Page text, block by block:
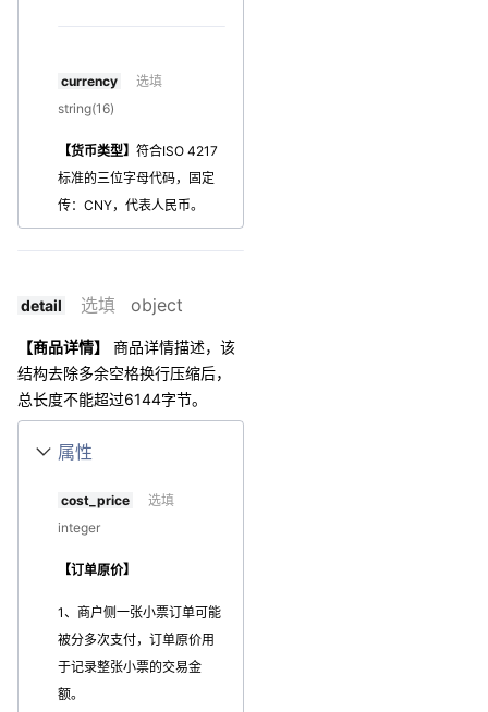
currency
选填
string(16)
【货币类型】 符合ISO 4217
标准的三位字母代码，固定
传：CNY，代表人民币。
detail 选填 object
【商品详情】
商品详情描述，该
结构去除多余空格换行压缩后，
总长度不能超过6144字节。
属性
cost_price
选填
integer
【订单原价】
1、商户侧一张小票订单可能
被分多次支付，订单原价用
于记录整张小票的交易金
额。